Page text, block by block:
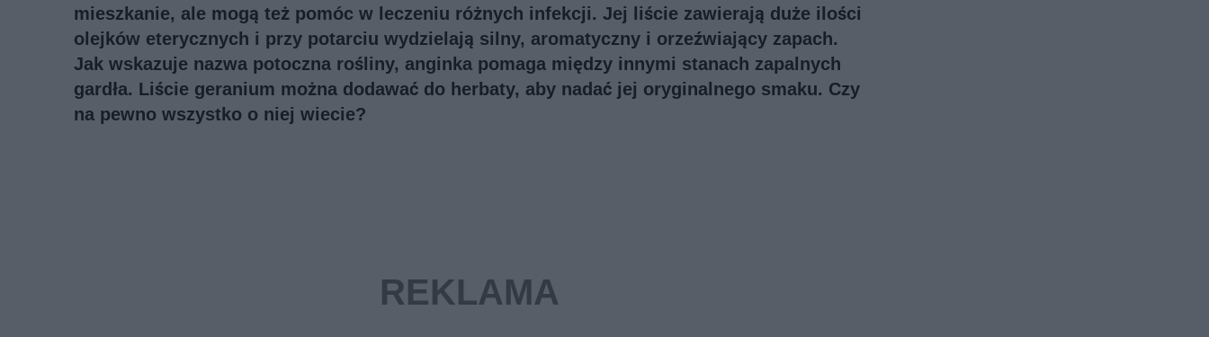
mieszkanie, ale mogą też pomóc w leczeniu różnych infekcji. Jej liście zawierają duże ilości
olejków eterycznych i przy potarciu wydzielają silny, aromatyczny i orzeźwiający zapach.
Jak wskazuje nazwa potoczna rośliny, anginka pomaga między innymi stanach zapalnych
gardła. Liście geranium można dodawać do herbaty, aby nadać jej oryginalnego smaku. Czy
na pewno wszystko o niej wiecie?